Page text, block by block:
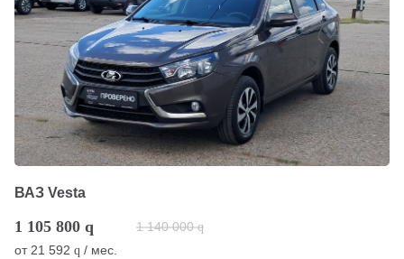
ВАЗ Vesta
1 105 800 q 1 140 000 q
от21 592 q / мес.